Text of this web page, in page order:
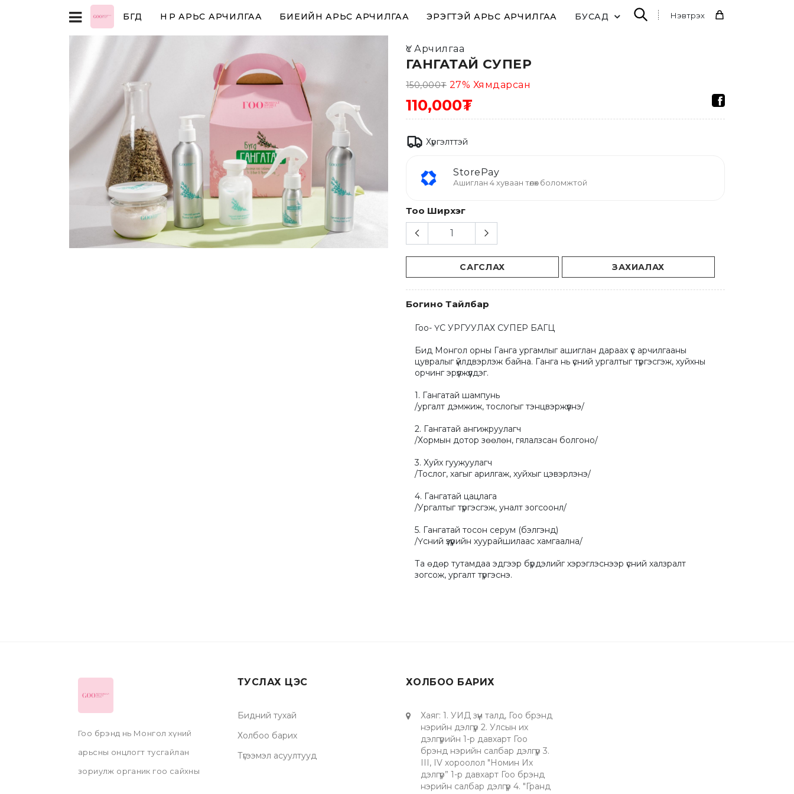
БҮГД НҮҮР АРЬС АРЧИЛГАА БИЕИЙН АРЬС АРЧИЛГАА ЭРЭГТЭЙ АРЬС АРЧИЛГАА БУСАД Нэвтрэх
Үс Арчилгаа
ГАНГАТАЙ СУПЕР
150,000₮ 27% Хямдарсан
110,000₮
Хүргэлттэй
StorePay
Ашиглан 4 хуваан төлөх боломжтой
Тоо Ширхэг
САГСЛАХ ЗАХИАЛАХ
Богино Тайлбар
Гоо- ҮС УРГУУЛАХ СУПЕР БАГЦ
Бид Монгол орны Ганга ургамлыг ашиглан дараах үс арчилгааны
цувралыг үйлдвэрлэж байна. Ганга нь үсний ургалтыг түргэсгэж, хуйхны
орчинг эрүүлжүүлдэг.
1. Гангатай шампунь
/ургалт дэмжиж, тослогыг тэнцвэржүүлнэ/
2. Гангатай ангижруулагч
/Хормын дотор зөөлөн, гялалзсан болгоно/
3. Хуйх гуужуулагч
/Тослог, хагыг арилгаж, хуйхыг цэвэрлэнэ/
4. Гангатай цацлага
/Ургалтыг түргэсгэж, уналт зогсоонл/
5. Гангатай тосон серум (бэлгэнд)
/Үсний үзүүрийн хуурайшилаас хамгаална/
Та өдөр тутамдаа эдгээр бүрдэлийг хэрэглэснээр үсний халзралт
зогсож, ургалт түргэснэ.
Гоо брэнд нь Монгол хүний
арьсны онцлогт тусгайлан
зориулж органик гоо сайхны
ТУСЛАХ ЦЭС
Бидний тухай
Холбоо барих
Түгээмэл асуултууд
ХОЛБОО БАРИХ
Хаяг: 1. УИД зүүн талд, Гоо брэнд
нэрийн дэлгүүр 2. Улсын их
дэлгүүрийн 1-р давхарт Гоо
брэнд нэрийн салбар дэлгүүр 3.
III, IV хороолол "Номин Их
дэлгүүр” 1-р давхарт Гоо брэнд
нэрийн салбар дэлгүүр 4. "Гранд